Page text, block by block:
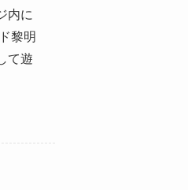
内に
黎明
て遊